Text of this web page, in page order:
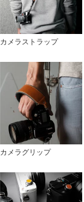
カメラストラップ
カメラグリップ